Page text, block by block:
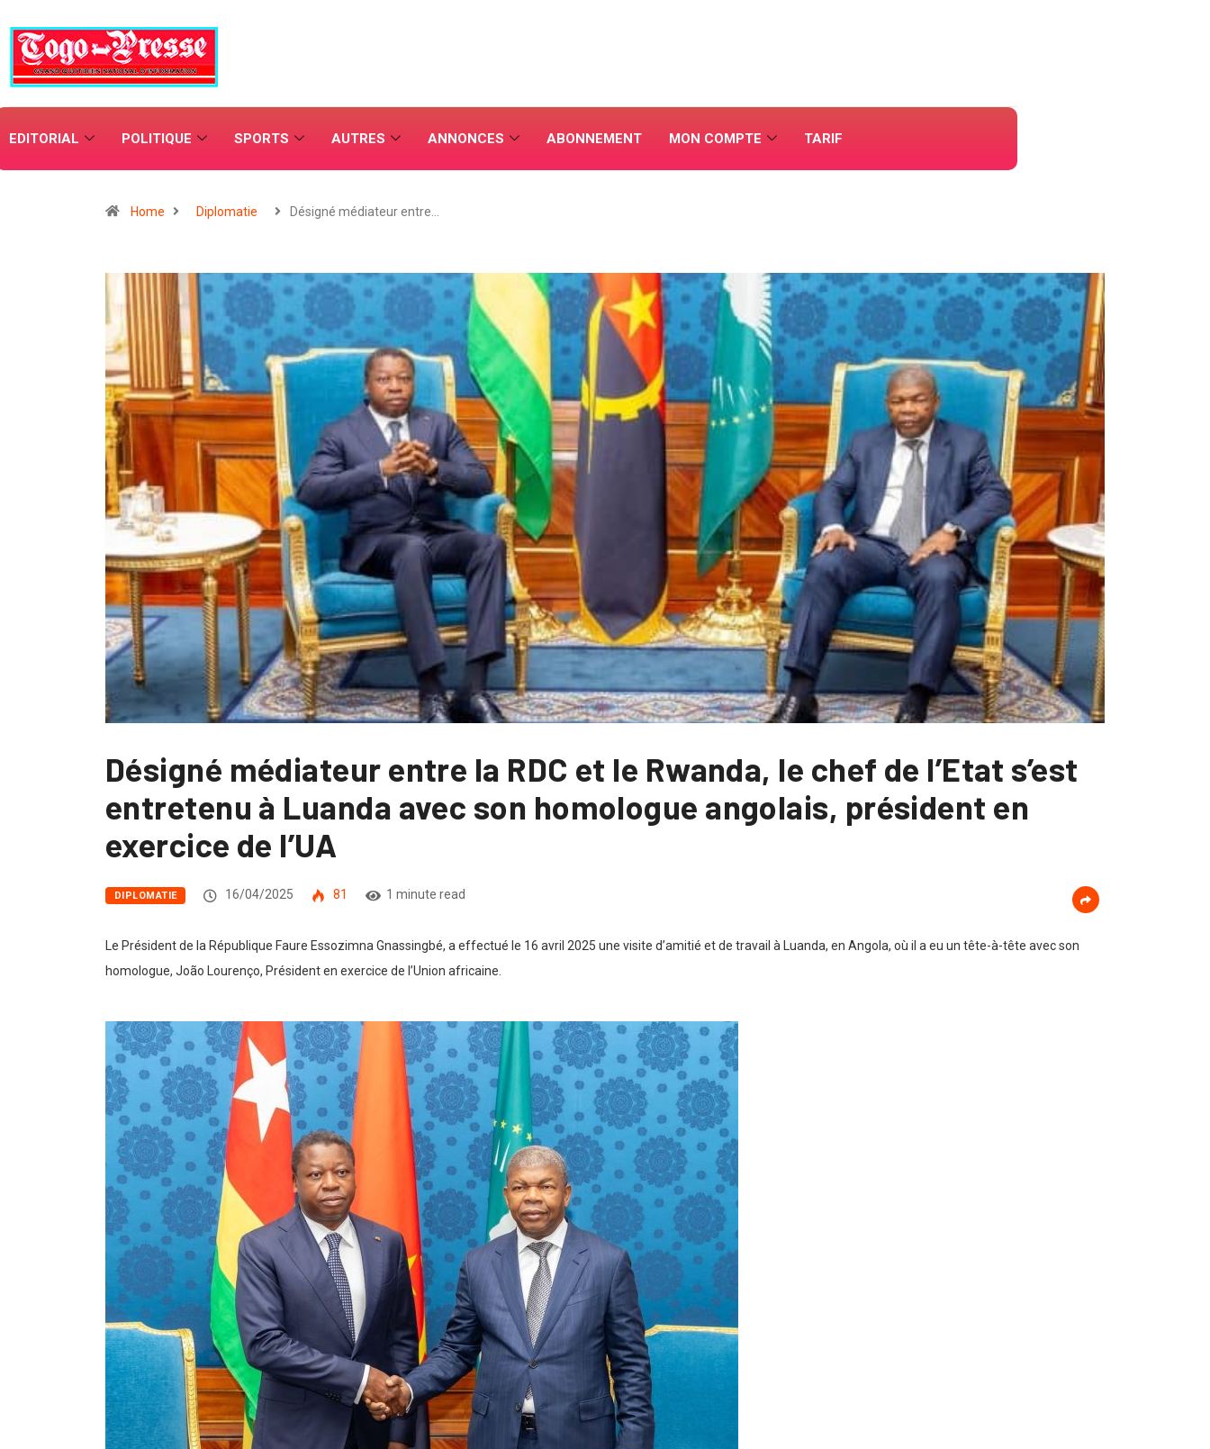
EDITORIAL POLITIQUE SPORTS AUTRES ANNONCES ABONNEMENT MON COMPTE TARIF
Home Diplomatie Désigné médiateur entre…
Désigné médiateur entre la RDC et le Rwanda, le chef de l’Etat s’est
entretenu à Luanda avec son homologue angolais, président en
exercice de l’UA
DIPLOMATIE 16/04/2025 81 1 minute read
Le Président de la République Faure Essozimna Gnassingbé, a effectué le 16 avril 2025 une visite d’amitié et de travail à Luanda, en Angola, où il a eu un tête-à-tête avec son
homologue, João Lourenço, Président en exercice de l’Union africaine.